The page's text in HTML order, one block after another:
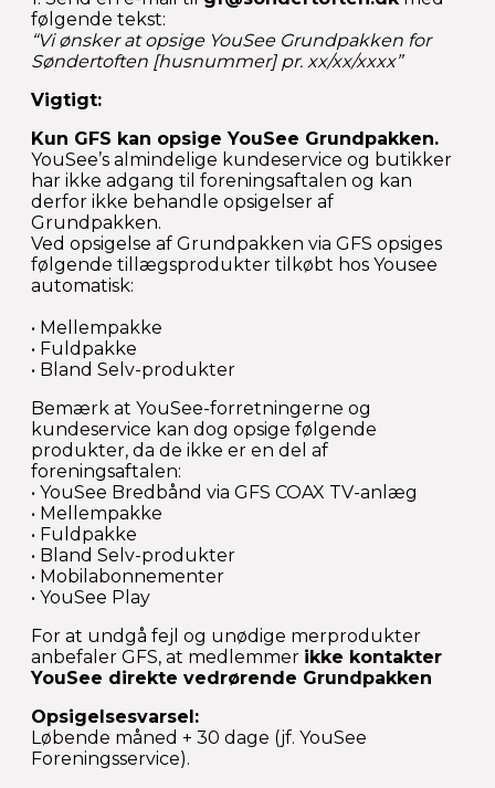
følgende tekst:
“Vi ønsker at opsige YouSee Grundpakken for
Søndertoften [husnummer] pr. xx/xx/xxxx”
Vigtigt:
Kun GFS kan opsige YouSee Grundpakken.
YouSee’s almindelige kundeservice og butikker
har ikke adgang til foreningsaftalen og kan
derfor ikke behandle opsigelser af
Grundpakken.
Ved opsigelse af Grundpakken via GFS opsiges
følgende tillægsprodukter tilkøbt hos Yousee
automatisk:
• Mellempakke
• Fuldpakke
• Bland Selv-produkter
Bemærk at YouSee-forretningerne og
kundeservice kan dog opsige følgende
produkter, da de ikke er en del af
foreningsaftalen:
• YouSee Bredbånd via GFS COAX TV-anlæg
• Mellempakke
• Fuldpakke
• Bland Selv-produkter
• Mobilabonnementer
• YouSee Play
For at undgå fejl og unødige merprodukter
anbefaler GFS, at medlemmer ikke kontakter
YouSee direkte vedrørende Grundpakken
Opsigelsesvarsel:
Løbende måned + 30 dage (jf. YouSee
Foreningsservice).